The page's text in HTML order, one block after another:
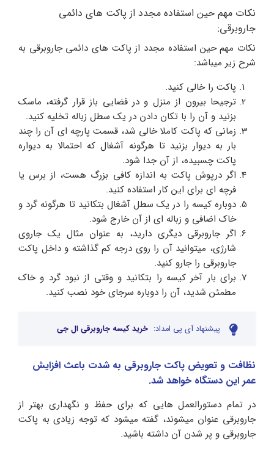
نکات مهم حین استفاده مجدد از پاکت های دائمی
جاروبرقی:
نکات مهم حین استفاده مجدد از پاکت های دائمی جاروبرقی به
شرح زیر میباشد:
پاکت را خالی کنید.
ترجیحا بیرون از منزل و در فضایی باز قرار گرفته، ماسک
بزنید و آن را با تکان دادن در یک سطل زباله تخلیه کنید.
زمانی که پاکت کاملا خالی شد، قسمت پارچه ای آن را چند
بار به دیوار بزنید تا هرگونه آشغال که احتمالا به دیواره
پاکت چسبیده، از آن جدا شود.
اگر درپوش پاکت به اندازه کافی بزرگ هست، از برس یا
فرچه ای برای این کار استفاده کنید.
دوباره کیسه را در یک سطل آشغال بتکانید تا هرگونه گرد و
خاک اضافی و زباله ای از آن خارج شود.
اگر جاروبرقی دیگری دارید، به عنوان مثال یک جاروی
شارژی، میتوانید آن را روی درجه کم گذاشته و داخل پاکت
جاروبرقی را جارو کنید.
برای بار آخر کیسه را بتکانید و وقتی از نبود گرد و خاک
مطمئن شدید، آن را دوباره سرجای خود نصب کنید.
پیشنهاد آی پی امداد: خرید کیسه جاروبرقی ال جی
نظافت و تعویض پاکت جاروبرقی به شدت باعث افزایش
عمر این دستگاه خواهد شد.
در تمام دستورالعمل هایی که برای حفظ و نگهداری بهتر از
جاروبرقی عنوان میشوند، گفته میشود که توجه زیادی به پاکت
جاروبرقی و پر شدن آن داشته باشید.